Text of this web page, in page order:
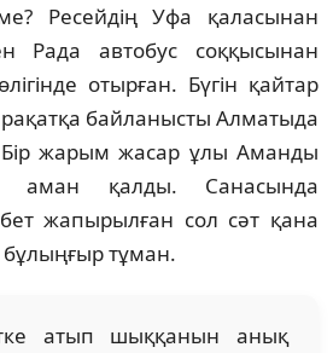
Ресейдің Уфа қаласынан
Рада автобус соққысынан
отырған. Бүгін қайтар
байланысты Алматыда
жарым жасар ұлы Аманды
аман қалды. Санасында
жапырылған сол сәт қана
бұлыңғыр тұман.
атып шыққанын анық